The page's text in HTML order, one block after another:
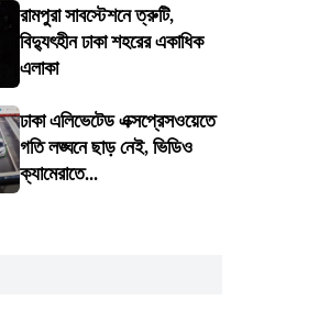
রামপুরা সাবস্টেশনে ত্রুটি,
বিদ্যুৎহীন ঢাকা শহরের একাধিক
এলাকা
ঢাকা এলিভেটেড এক্সপ্রেসওয়েতে
গতি লঙ্ঘনে ছাড় নেই, ভিডিও
ক্যামেরাতে...